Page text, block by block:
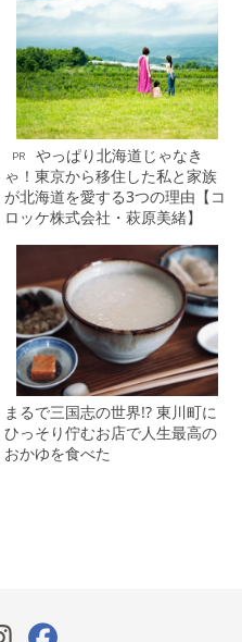
PR
やっぱり北海道じゃなき
ゃ！東京から移住した私と家族
が北海道を愛する3つの理由【コ
ロッケ株式会社・萩原美緒】
まるで三国志の世界!? 東川町に
ひっそり佇むお店で人生最高の
おかゆを食べた